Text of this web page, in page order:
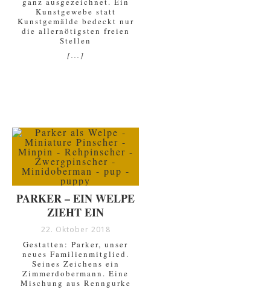
Kunstgewebe statt
Kunstgemälde bedeckt nur
die allernötigsten freien
Stellen
[...]
PARKER – EIN WELPE
ZIEHT EIN
22. Oktober 2018
Gestatten: Parker, unser
neues Familienmitglied.
Seines Zeichens ein
Zimmerdobermann. Eine
Mischung aus Renngurke